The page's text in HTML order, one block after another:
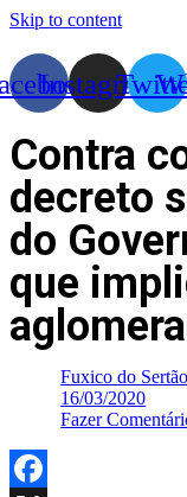
Skip to content
Instagram
Contra
decreto
do
que
Fuxico do Sertão
16/03/2020
Fazer